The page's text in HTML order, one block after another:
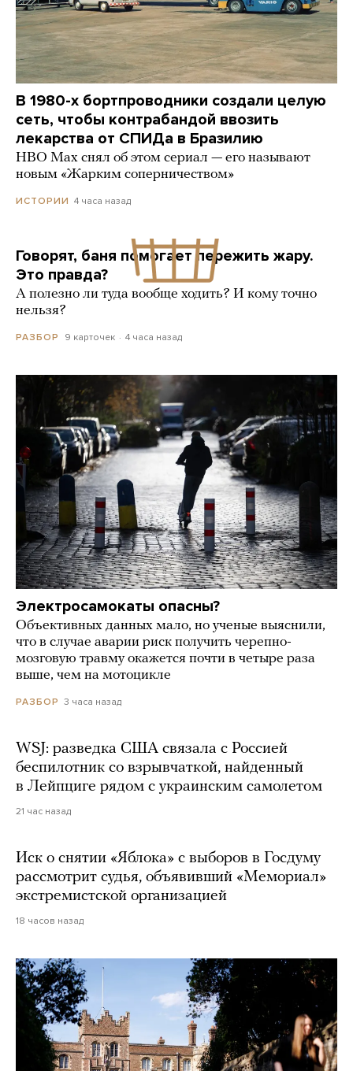
В 1980-х бортпроводники создали целую
сеть, чтобы контрабандой ввозить
лекарства от СПИДа в Бразилию
HBO Max снял об этом сериал — его называют
новым «Жарким соперничеством»
ИСТОРИИ 4 часа назад
Говорят, баня помогает пережить жару.
Это правда?
А полезно ли туда вообще ходить? И кому точно
нельзя?
РАЗБОР 9 карточек 4 часа назад
Электросамокаты опасны?
Объективных данных мало, но ученые выяснили,
что в случае аварии риск получить черепно-
мозговую травму окажется почти в четыре раза
выше, чем на мотоцикле
РАЗБОР 3 часа назад
WSJ: разведка США связала с Россией
беспилотник со взрывчаткой, найденный
в Лейпциге рядом с украинским самолетом
21 час назад
Иск о снятии «Яблока» с выборов в Госдуму
рассмотрит судья, объявивший «Мемориал»
экстремистской организацией
18 часов назад